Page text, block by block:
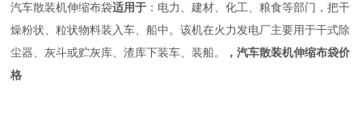
汽车散装机伸缩布袋适用于 ：电力、建材、化工、粮食等部门，把干
燥粉状、粒状物料装入车、船中。该机在火力发电厂主要用于干式除
尘器、灰斗或贮灰库、渣库下装车、装船。
，汽车散装机伸缩布袋价
格